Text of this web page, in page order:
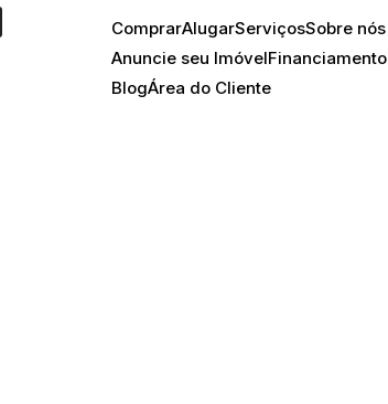
ComprarAlugarServiçosSobre nós
Anuncie seu ImóvelFinanciamento
BlogÁrea do Cliente